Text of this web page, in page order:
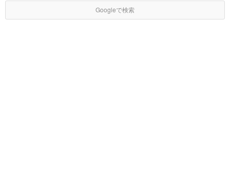
Googleで検索